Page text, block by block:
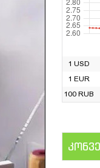
1 USD
1 EUR
100 RUB